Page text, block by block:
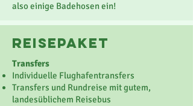
also einige Badehosen ein!
reisepaket
Transfers
Individuelle Flughafentransfers
Transfers und Rundreise mit gutem,
landesüblichem Reisebus